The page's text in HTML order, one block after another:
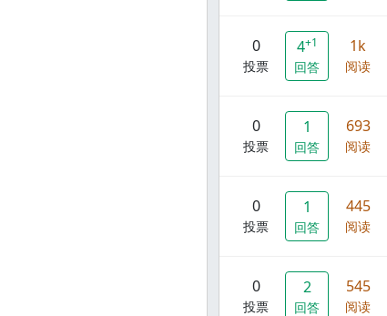
0
投票
4+1
回答
1k
阅读
0
投票
1
回答
693
阅读
0
投票
1
回答
445
阅读
0
投票
2
回答
545
阅读